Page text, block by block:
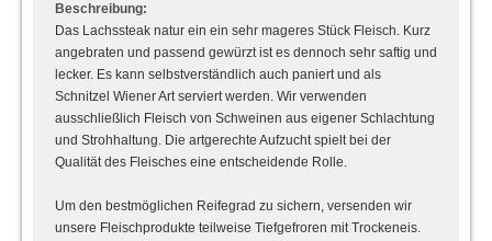
Beschreibung:
Das Lachssteak natur ein ein sehr mageres Stück Fleisch. Kurz
angebraten und passend gewürzt ist es dennoch sehr saftig und
lecker. Es kann selbstverständlich auch paniert und als
Schnitzel Wiener Art serviert werden. Wir verwenden
ausschließlich Fleisch von Schweinen aus eigener Schlachtung
und Strohhaltung. Die artgerechte Aufzucht spielt bei der
Qualität des Fleisches eine entscheidende Rolle.
Um den bestmöglichen Reifegrad zu sichern, versenden wir
unsere Fleischprodukte teilweise Tiefgefroren mit Trockeneis.